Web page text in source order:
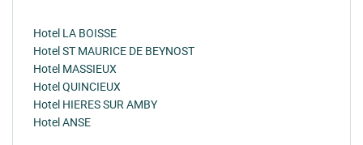
Hotel LA BOISSE
Hotel ST MAURICE DE BEYNOST
Hotel MASSIEUX
Hotel QUINCIEUX
Hotel HIERES SUR AMBY
Hotel ANSE